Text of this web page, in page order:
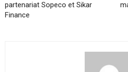
partenariat Sopeco et Sikar
Finance